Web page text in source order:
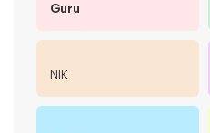
Guru
NIK